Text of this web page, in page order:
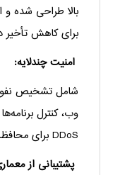
بالا طراحی شده و
برای کاهش تأخیر
امنیت چندلایه:
وب، کنترل
DDoS برای محافظت جامع از شبکه.
پشتیبانی از